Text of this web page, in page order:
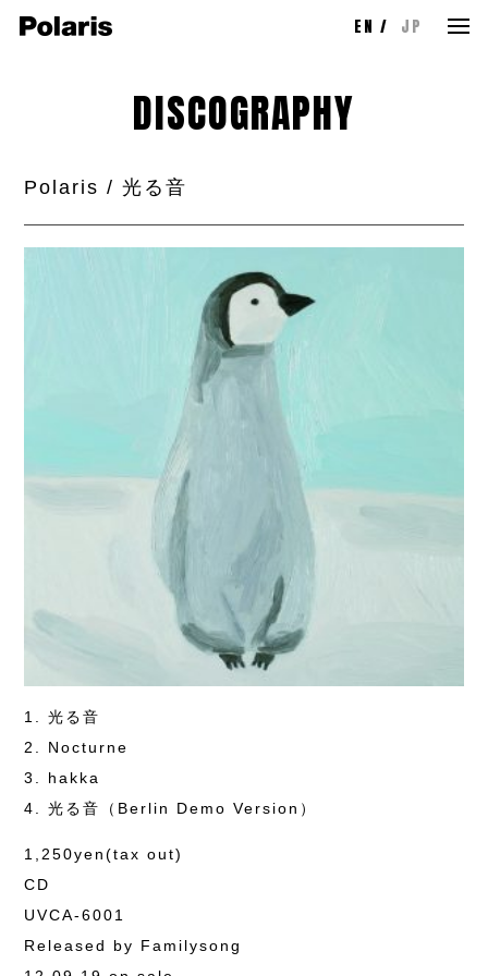
EN JP
DISCOGRAPHY
Polaris / 光る音
1. 光る音
2. Nocturne
3. hakka
4. 光る音（Berlin Demo Version）
1,250yen(tax out)
CD
UVCA-6001
Released by Familysong